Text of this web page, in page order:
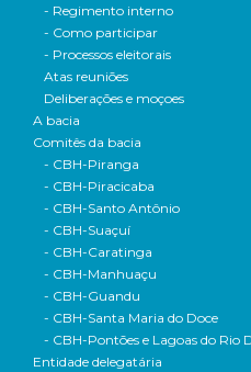
- Regimento interno
- Como participar
- Processos eleitorais
Atas reuniões
Deliberações e moçoes
A bacia
Comitês da bacia
- CBH-Piranga
- CBH-Piracicaba
- CBH-Santo Antônio
- CBH-Suaçuí
- CBH-Caratinga
- CBH-Manhuaçu
- CBH-Guandu
- CBH-Santa Maria do Doce
- CBH-Pontões e Lagoas do Rio
Entidade delegatária